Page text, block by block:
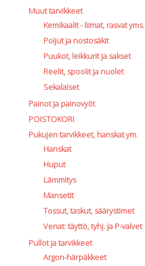
Muut tarvikkeet
Kemikaalit - liimat, rasvat yms.
Poijut ja nostosäkit
Puukot, leikkurit ja sakset
Reelit, spoolit ja nuolet
Sekalaiset
Painot ja painovyöt
POISTOKORI
Pukujen tarvikkeet, hanskat ym.
Hanskat
Huput
Lämmitys
Mansetit
Tossut, taskut, säärystimet
Venat: täyttö, tyhj. ja P-valvet
Pullot ja tarvikkeet
Argon-härpäkkeet